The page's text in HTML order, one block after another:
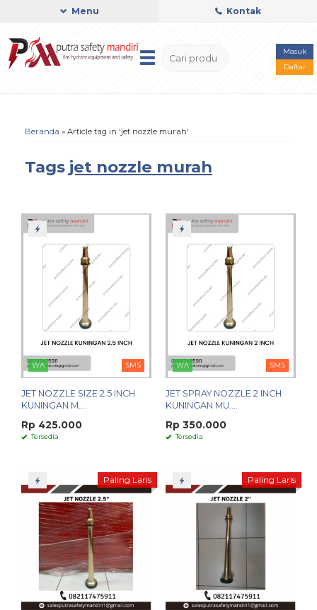
Menu Kontak
Masuk
Daftar
Beranda » Article tag in 'jet nozzle murah'
Tags jet nozzle murah
WA SMS
JET NOZZLE SIZE 2.5 INCH
KUNINGAN M....
Rp 425.000
Tersedia
WA SMS
JET SPRAY NOZZLE 2 INCH
KUNINGAN MU....
Rp 350.000
Tersedia
Paling Laris Paling Laris